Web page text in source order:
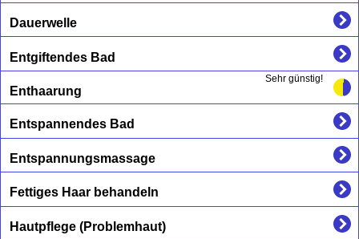
Dauerwelle
Entgiftendes Bad
Sehr günstig!
Enthaarung
Entspannendes Bad
Entspannungsmassage
Fettiges Haar behandeln
Hautpflege (Problemhaut)